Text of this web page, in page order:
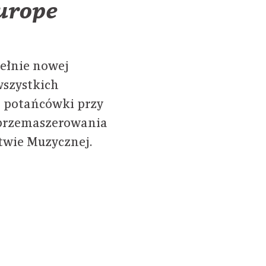
nowej
potańcówki przy
Muzycznej.